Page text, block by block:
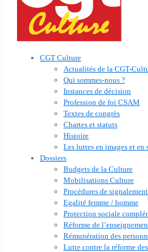
CGT Culture
Actualités de la CGT-
Qui sommes-nous ?
Instances de décision
Profession de foi CSAM
Textes de congrès
Chartes et statuts
Histoire
Les luttes en images et en
Dossiers
Budgets de la Culture
Mobilisations Culture
Procédures de signalement
Egalité femme / homme
Protection sociale
Réforme de
Rémunération des
Lutte contre la réforme